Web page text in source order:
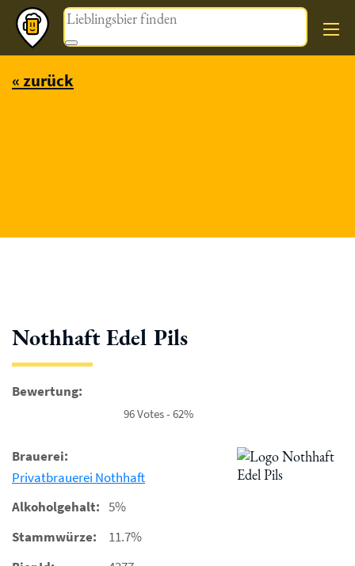
Magazin
« zurück
Nothhaft Edel Pils
Bewertung:
96 Votes - 62%
Brauerei:
Privatbrauerei Nothhaft
Alkoholgehalt: 5%
Stammwürze:
11.7%